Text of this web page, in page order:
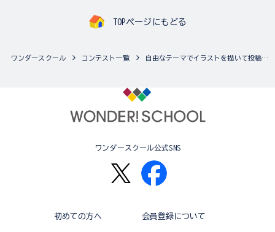
TOPページにもどる
ワンダースクール コンテスト一覧 自由なテーマでイラストを描いて投稿しよう♪ ワンダースクールみんなのスケッチブック
ワンダースクール公式SNS
初めての方へ 会員登録について